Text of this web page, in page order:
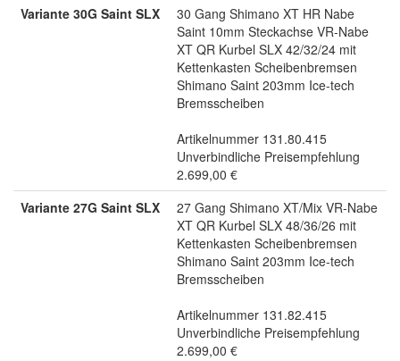
Variante 30G Saint SLX
30 Gang Shimano XT HR Nabe
Saint 10mm Steckachse VR-Nabe
XT QR Kurbel SLX 42/32/24 mit
Kettenkasten Scheibenbremsen
Shimano Saint 203mm Ice-tech
Bremsscheiben
Artikelnummer 131.80.415
Unverbindliche Preisempfehlung
2.699,00 €
Variante 27G Saint SLX
27 Gang Shimano XT/Mix VR-Nabe
XT QR Kurbel SLX 48/36/26 mit
Kettenkasten Scheibenbremsen
Shimano Saint 203mm Ice-tech
Bremsscheiben
Artikelnummer 131.82.415
Unverbindliche Preisempfehlung
2.699,00 €